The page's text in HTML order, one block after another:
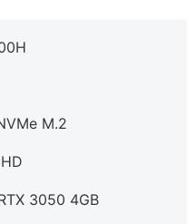
M.2
3050 4GB